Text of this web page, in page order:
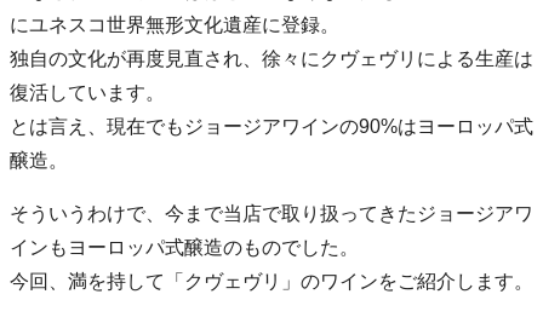
にユネスコ世界無形文化遺産に登録。
独自の文化が再度見直され、徐々にクヴェヴリによる生産は
復活しています。
とは言え、現在でもジョージアワインの90%はヨーロッパ式
醸造。
そういうわけで、今まで当店で取り扱ってきたジョージアワ
インもヨーロッパ式醸造のものでした。
今回、満を持して「クヴェヴリ」のワインをご紹介します。